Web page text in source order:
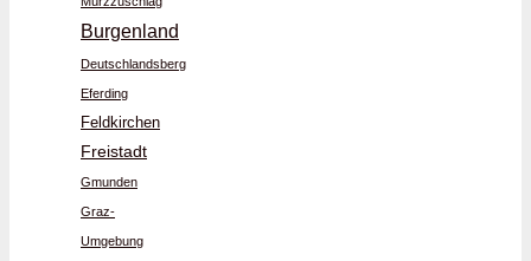
Burgenland
Deutschlandsberg
Eferding
Feldkirchen
Freistadt
Gmunden
Graz-
Umgebung